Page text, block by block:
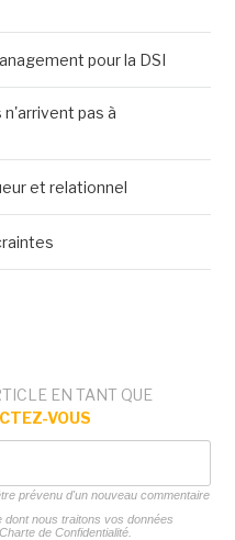
pour la DSI
n'arrivent pas à
et relationnel
EN TANT QUE
VOUS
prévenu d'un nouveau commentaire
nous traitons vos données
Charte de Confidentialité.